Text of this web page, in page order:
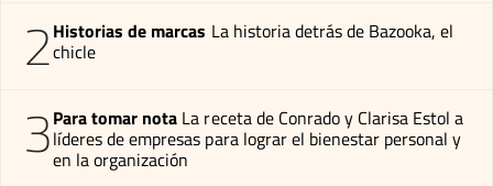
2Historias de marcas La historia detrás de Bazooka, el
chicle
3Para tomar nota La receta de Conrado y Clarisa Estol a
líderes de empresas para lograr el bienestar personal y
en la organización